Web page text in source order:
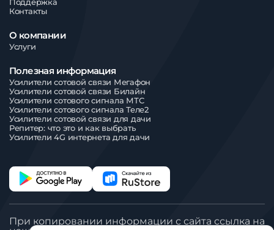
Поддержка
Контакты
О компании
Услуги
Полезная информация
Усилители сотовой связи Мегафон
Усилители сотовой связи Билайн
Усилители сотового сигнала МТС
Усилители сотового сигнала Теле2
Усилители сотовой связи для дачи
Репитер: что это и как выбрать
Усилители 4G интернета для дачи
При копировании информации с сайта ссылка на